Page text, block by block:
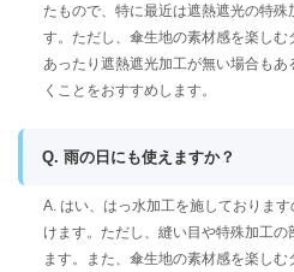
たもので、特に最近は遮熱遮光の特
す。ただし、傘生地の素材感を楽し
あったり遮熱遮光加工が無い場合も
くことをおすすめします。
Q. 雨の日にも使えますか？
A. はい、はっ水加工を施しておりま
けます。ただし、縫い目や特殊加工
ます。また、傘生地の素材感を楽し